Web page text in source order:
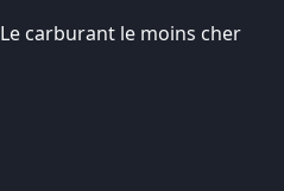
Le carburant le moins cher